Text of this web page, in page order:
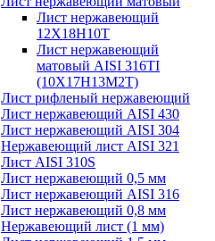
Лист нержавеющий
12X18H10T
Лист нержавеющий
матовый AISI 316TI
(10Х17Н13М2Т)
Лист рифленый нержавеющий
Лист нержавеющий AISI 430
Лист нержавеющий AISI 304
Нержавеющий лист AISI 321
Лист AISI 310S
Лист нержавеющий 0,5 мм
Лист нержавеющий AISI 316
Лист нержавеющий 0,8 мм
Нержавеющий лист (1 мм)